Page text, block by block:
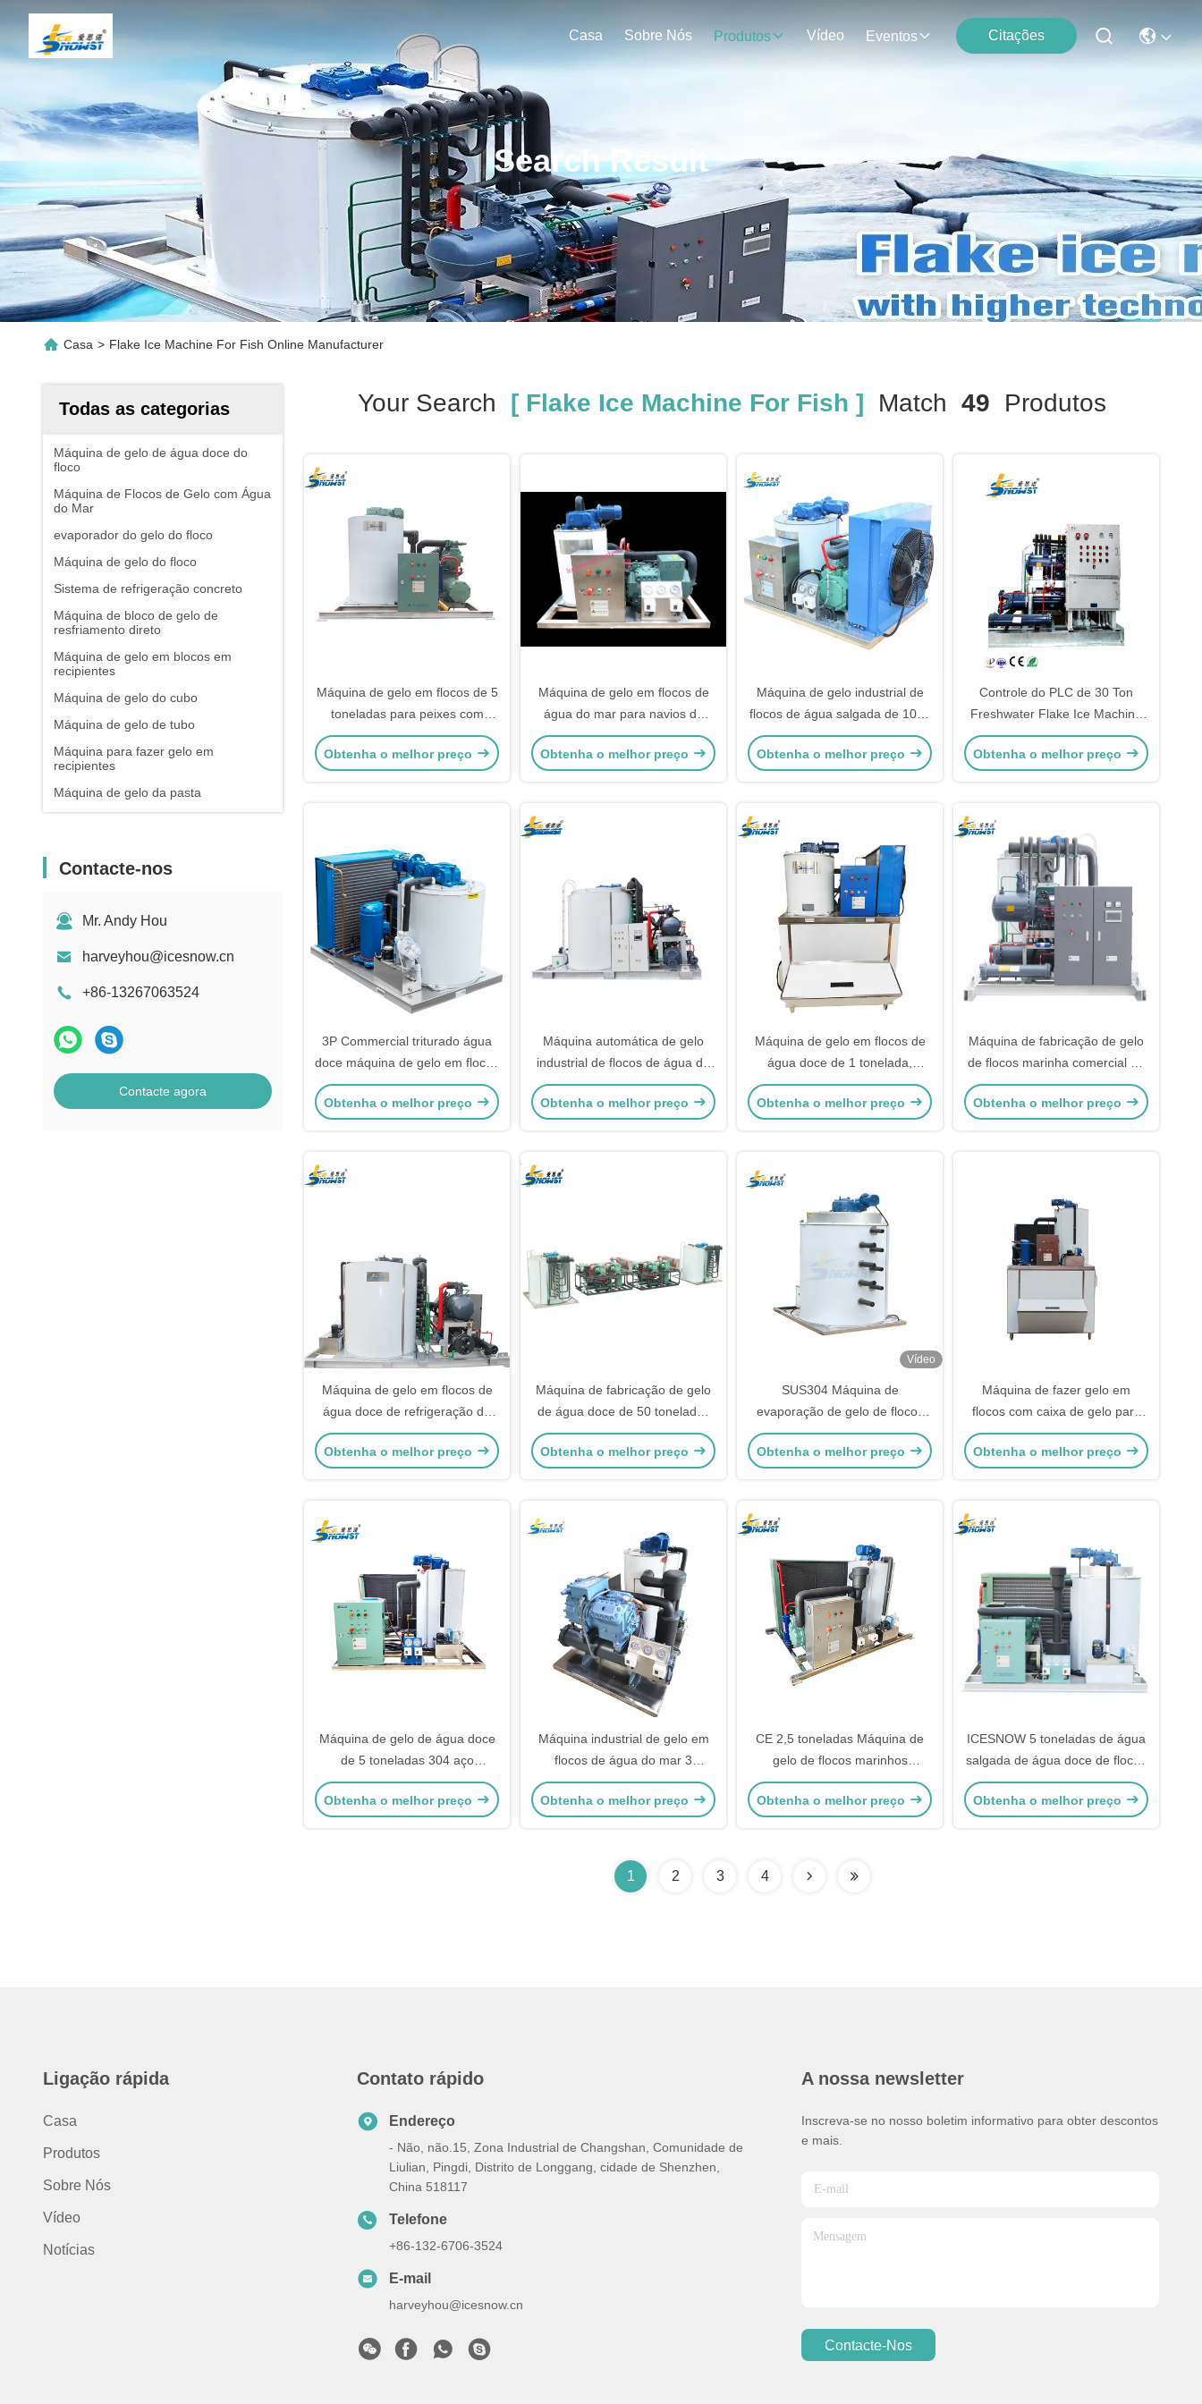
Casa Sobre Nós Produtos Vídeo Eventos Citações
Search Result
Casa > Flake Ice Machine For Fish Online Manufacturer
Todas as categorias
Máquina de gelo de água doce do
floco
Máquina de Flocos de Gelo com Água
do Mar
evaporador do gelo do floco
Máquina de gelo do floco
Sistema de refrigeração concreto
Máquina de bloco de gelo de
resfriamento direto
Máquina de gelo em blocos em
recipientes
Máquina de gelo do cubo
Máquina de gelo de tubo
Máquina para fazer gelo em
recipientes
Máquina de gelo da pasta
Contacte-nos
Mr. Andy Hou
harveyhou@icesnow.cn
+86-13267063524
Contacte agora
Your Search [ Flake Ice Machine For Fish ] Match 49 Produtos
Máquina de gelo em flocos de 5
toneladas para peixes com
arrefecimento por água
programável
Obtenha o melhor preço
Máquina de gelo em flocos de
água do mar para navios de
pesca de 1 tonelada
Obtenha o melhor preço
Máquina de gelo industrial de
flocos de água salgada de 1000
kg para pesca de arrastão
Obtenha o melhor preço
Controle do PLC de 30 Ton
Freshwater Flake Ice Machine
para a indústria química
Obtenha o melhor preço
3P Commercial triturado água
doce máquina de gelo em flocos
para supermercado
Obtenha o melhor preço
Máquina automática de gelo
industrial de flocos de água do
mar de 40 toneladas para
conservação de alimentos
Obtenha o melhor preço
Máquina de gelo em flocos de
água doce de 1 tonelada,
refrigerada a água, para
supermercado
Obtenha o melhor preço
Máquina de fabricação de gelo
de flocos marinha comercial de
20 toneladas para
processamento de alimentos
Obtenha o melhor preço
Máquina de gelo em flocos de
água doce de refrigeração de
concreto de 25 toneladas com
depósito
Obtenha o melhor preço
Máquina de fabricação de gelo
de água doce de 50 toneladas
para processamento de frutos
do mar
Obtenha o melhor preço
Vídeo
SUS304 Máquina de
evaporação de gelo de flocos
de pesca Fabricante de gelo
Vaporador Tambor 10 toneladas
Obtenha o melhor preço
Máquina de fazer gelo em
flocos com caixa de gelo para
peixes
Obtenha o melhor preço
Máquina de gelo de água doce
de 5 toneladas 304 aço
inoxidável 11,4 kW
Obtenha o melhor preço
Máquina industrial de gelo em
flocos de água do mar 3
toneladas 380V
Obtenha o melhor preço
CE 2,5 toneladas Máquina de
gelo de flocos marinhos
Máquina de gelo de flocos
comercial 380v 50hz 3p
Obtenha o melhor preço
ICESNOW 5 toneladas de água
salgada de água doce de flocos
de gelo Máquina de fabricação
multifunção
Obtenha o melhor preço
1 2 3 4
Ligação rápida
Casa
Produtos
Sobre Nós
Vídeo
Notícias
Contato rápido
Endereço
- Não, não.15, Zona Industrial de Changshan, Comunidade de
Liulian, Pingdi, Distrito de Longgang, cidade de Shenzhen,
China 518117
Telefone
+86-132-6706-3524
E-mail
harveyhou@icesnow.cn
A nossa newsletter
Inscreva-se no nosso boletim informativo para obter descontos
e mais.
Contacte-Nos